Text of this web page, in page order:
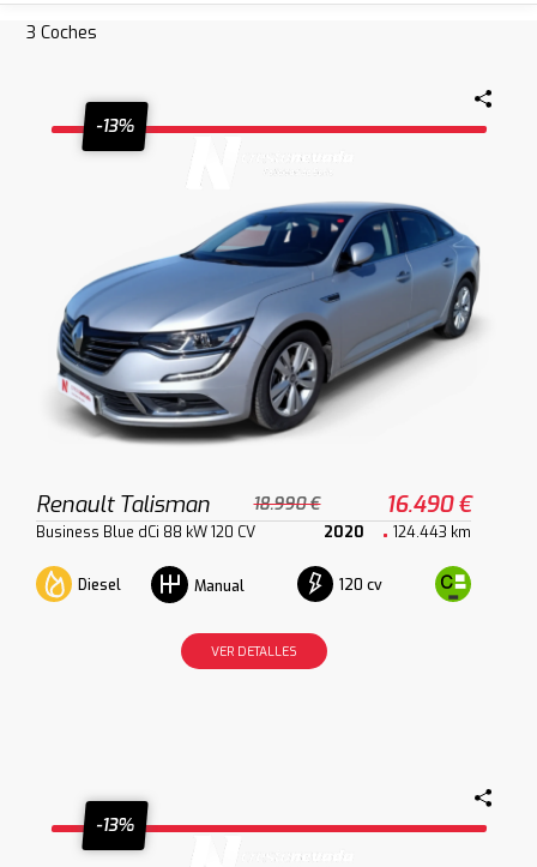
3 Coches
-13%
Renault Talisman 18.990 € 16.490 €
Business Blue dCi 88 kW 120 CV 2020 124.443 km
Diesel Manual 120 cv
VER DETALLES
-13%